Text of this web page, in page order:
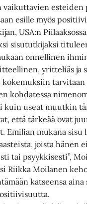
vaikuttavien esteiden
esille myös
USA:n Piilaaksossa
sisututkijaksi
onnellinen
yritteliäs ja
kokemuksiin tarvitaan
kohdatessa
kuin useat muutkin
että tärkeää ovat
Emilian mukana sisu
joista hänen
tai psyykkisesti”,
Riikka Moilanen
katseensa aina